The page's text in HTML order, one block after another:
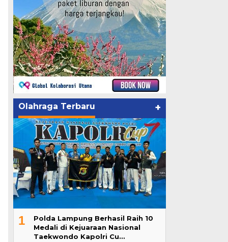
Olahraga Terbaru +
1
Polda Lampung Berhasil Raih 10
Medali di Kejuaraan Nasional
Taekwondo Kapolri Cu…